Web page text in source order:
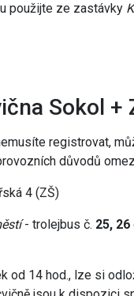
použijte ze zastávky
Sokol +
registrovat,
důvodů
4 (ZŠ)
- trolejbus č. 25, 26
od 14 hod., lze si